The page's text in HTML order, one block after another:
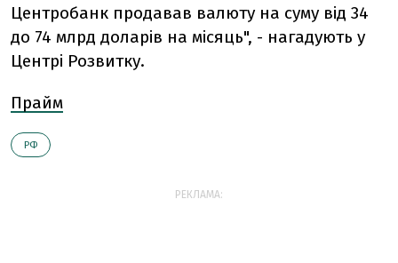
Центробанк продавав валюту на суму від 34
до 74 млрд доларів на місяць", - нагадують у
Центрі Розвитку.
Прайм
РФ
РЕКЛАМА: